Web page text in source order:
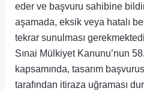
eder ve başvuru sahibine
aşamada, eksik veya hatalı
tekrar sunulması
Sınai Mülkiyet Kanunu’nun
kapsamında, tasarım
tarafından itiraza uğraması